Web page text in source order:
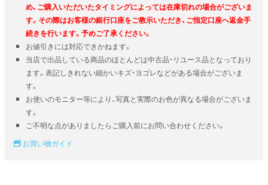
め、ご購入いただいたタイミングによっては在庫切れの場合がございま
す。その際はお客様の銀行口座をご教示いただき、ご指定口座へ返金手
続きを行います。予めご了承ください。
お値引きには対応できかねます。
当店で出品している商品のほとんどは中古品・リユース品となっており
ます。表記しきれない細かいキズ・ヨゴレなどがある場合がございま
す。
お使いのモニター等により、写真と実際のお色が異なる場合がございま
す。
ご不明な点がありましたらご購入前にお問い合わせください。
お買い物ガイド